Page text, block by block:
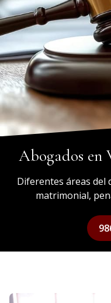
Abogados en
Diferentes áreas del
matrimonial,